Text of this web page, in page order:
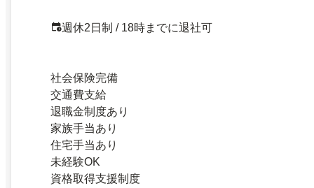
週休2日制 / 18時までに退社可
社会保険完備
交通費支給
退職金制度あり
家族手当あり
住宅手当あり
未経験OK
資格取得支援制度